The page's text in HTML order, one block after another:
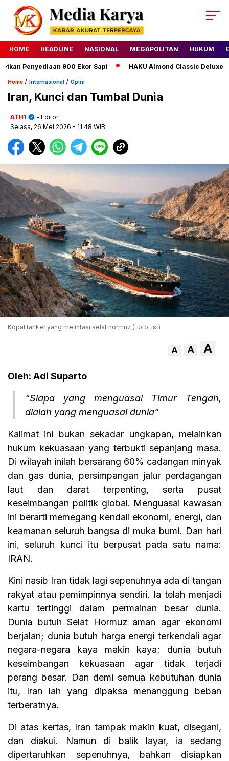
HOME HEADLINE NASIONAL MEGAPOLITAN HUKUM
Penyediaan 900 Ekor Sapi HAKU Almond Classic Deluxe
Home / Internasional / Opini
Iran, Kunci dan Tumbal Dunia
ATH1
- Editor
Selasa, 26 Mei 2026 - 11:48 WIB
Kqpal tanker yang melintasi selat hormuz (Foto: Ist)
A A A
Oleh: Adi Suparto
“Siapa yang menguasai Timur Tengah,
dialah yang menguasai dunia”
Kalimat ini bukan sekadar ungkapan, melainkan
hukum kekuasaan yang terbukti sepanjang masa.
Di wilayah inilah bersarang 60% cadangan minyak
dan gas dunia, persimpangan jalur perdagangan
laut dan darat terpenting, serta pusat
keseimbangan politik global. Menguasai kawasan
ini berarti memegang kendali ekonomi, energi, dan
keamanan seluruh bangsa di muka bumi. Dan hari
ini, seluruh kunci itu berpusat pada satu nama:
IRAN.
Kini nasib Iran tidak lagi sepenuhnya ada di tangan
rakyat atau pemimpinnya sendiri. Ia telah menjadi
kartu tertinggi dalam permainan besar dunia.
Dunia butuh Selat Hormuz aman agar ekonomi
berjalan; dunia butuh harga energi terkendali agar
negara-negara kaya makin kaya; dunia butuh
keseimbangan kekuasaan agar tidak terjadi
perang besar. Dan demi semua kebutuhan dunia
itu, Iran lah yang dipaksa menanggung beban
terberatnya.
Di atas kertas, Iran tampak makin kuat, disegani,
dan diakui. Namun di balik layar, ia sedang
dipertaruhkan sepenuhnya, bahkan disiapkan